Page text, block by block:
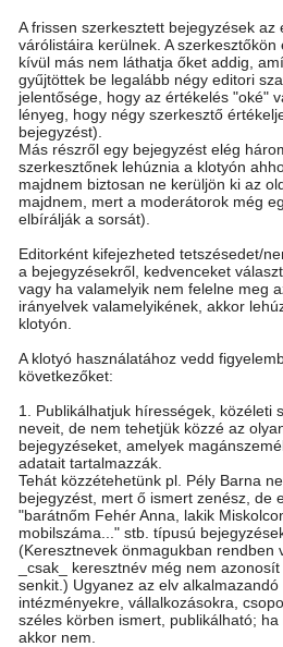
A frissen szerkesztett bejegyzések az
várólistáira kerülnek. A szerkesztőkön
kívül más nem láthatja őket addig,
gyűjtöttek be legalább négy editori
jelentősége, hogy az értékelés "oké"
lényeg, hogy négy szerkesztő
bejegyzést).
Más részről egy bejegyzést elég
szerkesztőnek lehúznia a klotyón
majdnem biztosan ne kerüljön ki az
majdnem, mert a moderátorok még
elbírálják a sorsát).
Editorként kifejezheted tetszésedet/
a bejegyzésekről, kedvenceket
vagy ha valamelyik nem felelne meg
irányelvek valamelyikének, akkor
klotyón.
A klotyó használatához vedd
következőket:
1. Publikálhatjuk hírességek, közéleti
neveit, de nem tehetjük közzé az
bejegyzéseket, amelyek
adatait tartalmazzák.
Tehát közzétehetünk pl. Pély Barna
bejegyzést, mert ő ismert zenész, de
"barátnőm Fehér Anna, lakik
mobilszáma..." stb. típusú
(Keresztnevek önmagukban rendben
_csak_ keresztnév még nem
senkit.) Ugyanez az elv alkalmazandó
intézményekre, vállalkozásokra,
széles körben ismert, publikálható; ha
akkor nem.